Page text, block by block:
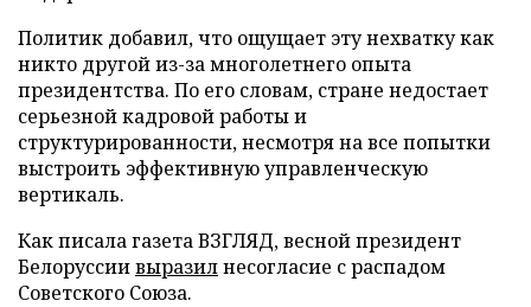
Политик добавил, что ощущает эту нехватку как
никто другой из-за многолетнего опыта
президентства. По его словам, стране недостает
серьезной кадровой работы и
структурированности, несмотря на все попытки
выстроить эффективную управленческую
вертикаль.
Как писала газета ВЗГЛЯД, весной президент
Белоруссиивыразилнесогласие с распадом
Советского Союза.